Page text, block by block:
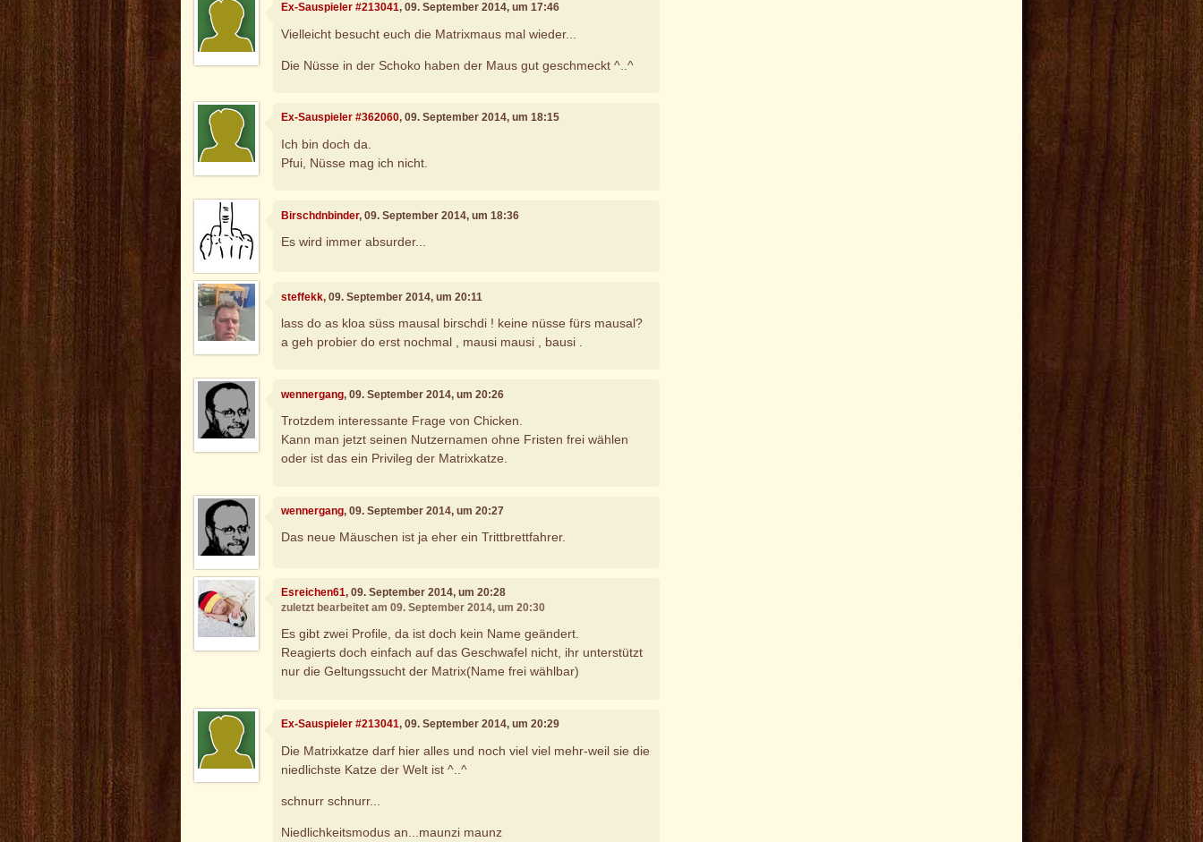
Ex-Sauspieler #213041, 09. September 2014, um 17:46
Vielleicht besucht euch die Matrixmaus mal wieder...
Die Nüsse in der Schoko haben der Maus gut geschmeckt ^..^
Ex-Sauspieler #362060, 09. September 2014, um 18:15
Ich bin doch da.
Pfui, Nüsse mag ich nicht.
Birschdnbinder, 09. September 2014, um 18:36
Es wird immer absurder...
steffekk, 09. September 2014, um 20:11
lass do as kloa süss mausal birschdi ! keine nüsse fürs mausal?
a geh probier do erst nochmal , mausi mausi , bausi .
wennergang, 09. September 2014, um 20:26
Trotzdem interessante Frage von Chicken.
Kann man jetzt seinen Nutzernamen ohne Fristen frei wählen
oder ist das ein Privileg der Matrixkatze.
wennergang, 09. September 2014, um 20:27
Das neue Mäuschen ist ja eher ein Trittbrettfahrer.
Esreichen61, 09. September 2014, um 20:28
zuletzt bearbeitet am 09. September 2014, um 20:30
Es gibt zwei Profile, da ist doch kein Name geändert.
Reagierts doch einfach auf das Geschwafel nicht, ihr unterstützt
nur die Geltungssucht der Matrix(Name frei wählbar)
Ex-Sauspieler #213041, 09. September 2014, um 20:29
Die Matrixkatze darf hier alles und noch viel viel mehr-weil sie die
niedlichste Katze der Welt ist ^..^
schnurr schnurr...
Niedlichkeitsmodus an...maunzi maunz